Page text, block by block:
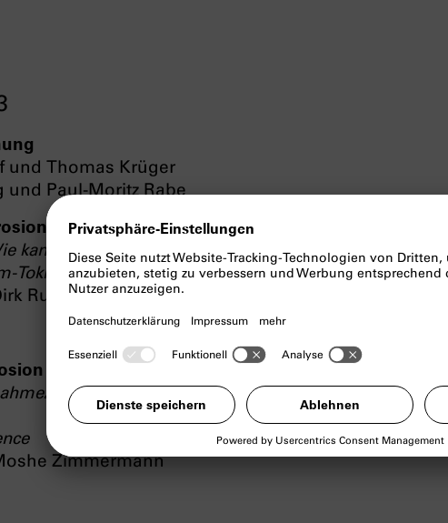
und Thomas Krüger
Paul-Moritz Rabe
der Weimarer Demokratie | Teil I
kann eine Gesellschaft kippen?
Tokio: Faschismus als globales Phänomen
Rupnow
der Weimarer Demokratie | Teil II
Demokratisches Regieren und Staatsgewalt
Zimmermann